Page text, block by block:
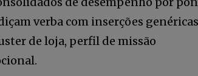
verba com inserções
de loja, perfil de missão